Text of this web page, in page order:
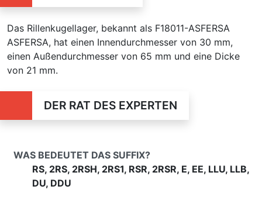
Das Rillenkugellager, bekannt als F18011-ASFERSA
ASFERSA, hat einen Innendurchmesser von 30 mm,
einen Außendurchmesser von 65 mm und eine Dicke
von 21 mm.
DER RAT DES EXPERTEN
WAS BEDEUTET DAS SUFFIX?
RS, 2RS, 2RSH, 2RS1, RSR, 2RSR, E, EE, LLU, LLB,
DU, DDU